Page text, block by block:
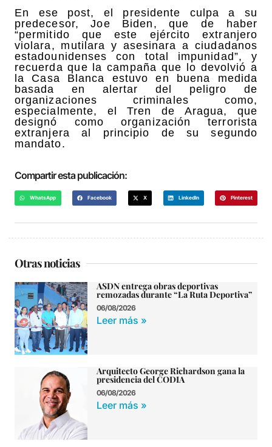
En ese post, el presidente culpa a su
predecesor, Joe Biden, que de haber
“permitido que este ejército extranjero
violara, mutilara y asesinara a ciudadanos
estadounidenses con total impunidad”, y
recuerda que la campaña que lo devolvió a
la Casa Blanca estuvo en buena medida
basada en alertar del peligro de
organizaciones criminales como,
especialmente, el Tren de Aragua, que
designó como organización terrorista
extranjera al principio de su segundo
mandato.
Compartir esta publicación:
WhatsApp Facebook X LinkedIn Pinterest
Otras noticias
ASDN entrega obras deportivas
remozadas durante “La Ruta Deportiva”
06/08/2026
Leer más »
Arquitecto George Richardson gana la
presidencia del CODIA
06/08/2026
Leer más »